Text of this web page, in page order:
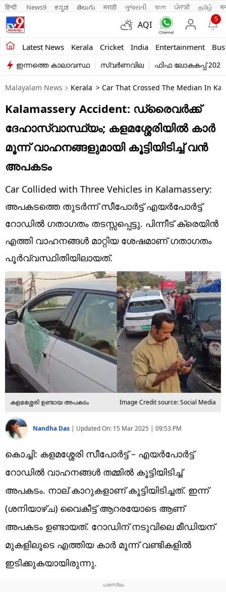
हिन्दी News9 ಕನ್ನಡ తెలుగు मराठी ગુજરાતી বাংলা ਪੰਜਾਬੀ தமிழ்
AQI
5
Latest News Kerala Cricket India Entertainment
Kerala
India
Entertainment
Business
Education
Lifestyle
world
Technology
Religion
Web Story
Photo
Short Videos
ഇന്നത്തെ കാലാവസ്ഥ സ്വർണവില ഫിഫ ലോകകപ്പ് 2026
Malayalam News Kerala > Car That Crossed The Median In
Kalamassery Accident: ഡ്രൈവർക്ക്
ദേഹാസ്വാസ്ഥ്യം; കളമശ്ശേരിയിൽ കാർ
മൂന്ന് വാഹനങ്ങളുമായി കൂട്ടിയിടിച്ച് വൻ
അപകടം
Car Collided with Three Vehicles in Kalamassery:
അപകടത്തെ തുടർന്ന് സീപോർട്ട് എയർപോർട്ട്
റോഡിൽ ​ഗതാ​ഗതം തടസ്സപ്പെട്ടു. പിന്നീട് ക്രെയിൻ
എത്തി വാഹനങ്ങൾ മാറ്റിയ ശേഷമാണ് ഗതാ​ഗതം
പൂർവ്വസ്ഥിതിയിലായത്.
കളമശ്ശേരി ഉണ്ടായ അപകടം Image Credit source: Social Media
Nandha Das | Updated On: 15 Mar 2025 | 09:53 PM
കൊച്ചി: കളമശ്ശേരി സീപോർട്ട്‌ – എയർപോർട്ട്‌
റോഡിൽ വാഹനങ്ങൾ തമ്മിൽ കൂട്ടിയിടിച്ച്
അപകടം. നാല് കാറുകളാണ് കൂട്ടിയിടിച്ചത്. ഇന്ന്
(ശനിയാഴ്‌ച) വൈകീട്ട് ആറരയോടെ ആണ്
അപകടം ഉണ്ടായത്. റോഡിന് നടുവിലെ മീഡിയന്
മുകളിലൂടെ എത്തിയ കാർ മൂന്ന് വണ്ടികളിൽ
ഇടിക്കുകയായിരുന്നു.